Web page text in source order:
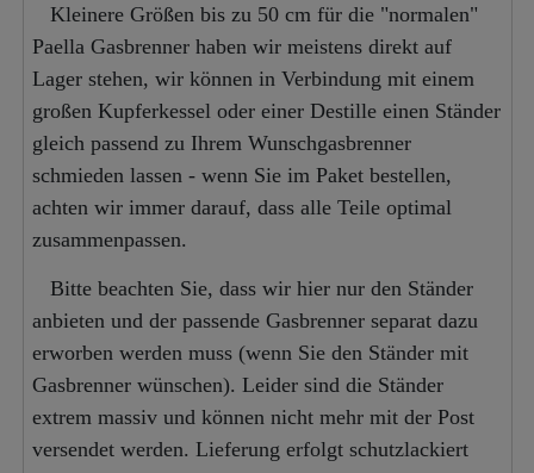
Kleinere Größen bis zu 50 cm für die "normalen"
Paella Gasbrenner haben wir meistens direkt auf
Lager stehen, wir können in Verbindung mit einem
großen Kupferkessel oder einer Destille einen Ständer
gleich passend zu Ihrem Wunschgasbrenner
schmieden lassen - wenn Sie im Paket bestellen,
achten wir immer darauf, dass alle Teile optimal
zusammenpassen.
Bitte beachten Sie, dass wir hier nur den Ständer
anbieten und der passende Gasbrenner separat dazu
erworben werden muss (wenn Sie den Ständer mit
Gasbrenner wünschen). Leider sind die Ständer
extrem massiv und können nicht mehr mit der Post
versendet werden. Lieferung erfolgt schutzlackiert